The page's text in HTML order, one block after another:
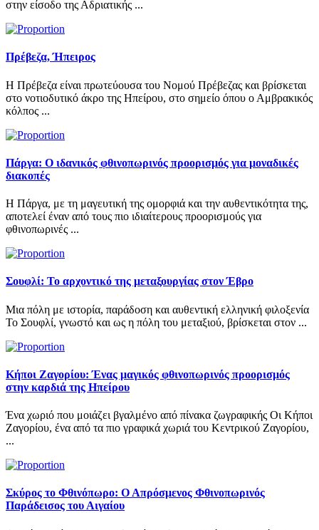
στην είσοδο της Αδριατικής ...
Πρέβεζα, Ήπειρος
Η Πρέβεζα είναι πρωτεύουσα του Νομού Πρέβεζας και βρίσκεται
στο νοτιοδυτικό άκρο της Ηπείρου, στο σημείο όπου ο Αμβρακικός
κόλπος ...
Πάργα: Ο ιδανικός φθινοπωρινός προορισμός για μοναδικές
διακοπές
Η Πάργα, με τη μαγευτική της ομορφιά και την αυθεντικότητα της,
αποτελεί έναν από τους πιο ιδιαίτερους προορισμούς για
φθινοπωρινές ...
Σουφλί: Το αρχοντικό της μεταξουργίας στον Έβρο
Μια πόλη με ιστορία, παράδοση και αυθεντική ελληνική φιλοξενία
Το Σουφλί, γνωστό και ως η πόλη του μεταξιού, βρίσκεται στον ...
Κήποι Ζαγορίου: Ένας μαγικός φθινοπωρινός προορισμός
στην καρδιά της Ηπείρου
Ένα χωριό που μοιάζει βγαλμένο από πίνακα ζωγραφικής Οι Κήποι
Ζαγορίου, ένα από τα πιο γραφικά χωριά του Κεντρικού Ζαγορίου,
...
Σκύρος το Φθινόπωρο: Ο Απρόσμενος Φθινοπωρινός
Παράδεισος του Αιγαίου